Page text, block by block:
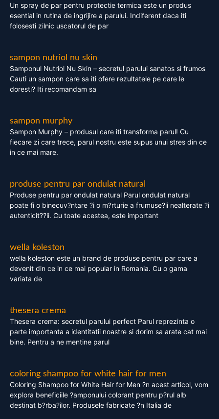
Un spray de par pentru protectie termica este un produs
esential in rutina de ingrijire a parului. Indiferent daca iti
folosesti zilnic uscatorul de par
sampon nutriol nu skin
Samponul Nutriol Nu Skin – secretul parului sanatos si frumos
Cauti un sampon care sa iti ofere rezultatele pe care le
doresti? Iti recomandam sa
sampon murphy
Sampon Murphy – produsul care iti transforma parul! Cu
fiecare zi care trece, parul nostru este supus unui stres din ce
in ce mai mare.
produse pentru par ondulat natural
Produse pentru par ondulat natural Parul ondulat natural
poate fi o binecuv?ntare ?i o m?rturie a frumuse?ii nealterate ?i
autenticit??ii. Cu toate acestea, este important
wella koleston
wella koleston este un brand de produse pentru par care a
devenit din ce in ce mai popular in Romania. Cu o gama
variata de
thesera crema
Thesera crema: secretul parului perfect Parul reprezinta o
parte importanta a identitatii noastre si dorim sa arate cat mai
bine. Pentru a ne mentine parul
coloring shampoo for white hair for men
Coloring Shampoo for White Hair for Men ?n acest articol, vom
explora beneficiile ?amponului colorant pentru p?rul alb
destinat b?rba?ilor. Produsele fabricate ?n Italia de